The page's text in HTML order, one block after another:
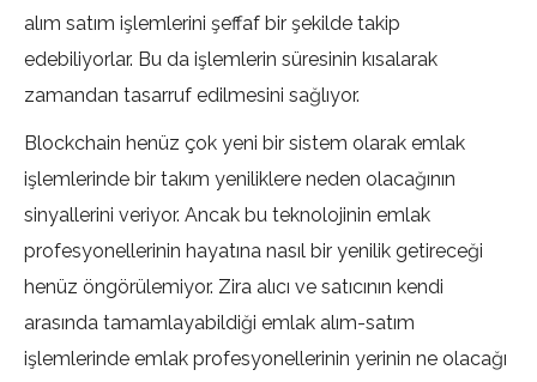
alım satım işlemlerini şeffaf bir şekilde takip
edebiliyorlar. Bu da işlemlerin süresinin kısalarak
zamandan tasarruf edilmesini sağlıyor.
Blockchain henüz çok yeni bir sistem olarak emlak
işlemlerinde bir takım yeniliklere neden olacağının
sinyallerini veriyor. Ancak bu teknolojinin emlak
profesyonellerinin hayatına nasıl bir yenilik getireceği
henüz öngörülemiyor. Zira alıcı ve satıcının kendi
arasında tamamlayabildiği emlak alım-satım
işlemlerinde emlak profesyonellerinin yerinin ne olacağı